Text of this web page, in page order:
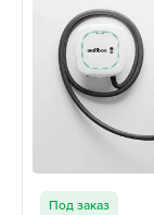
Под заказ